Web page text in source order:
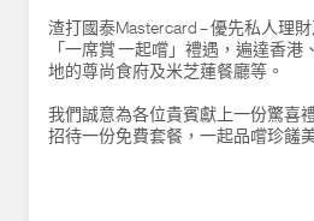
渣打國泰Mastercard – 優先私人理
「一席賞 一起嚐」禮遇，遍達香
地的尊尚食府及米芝蓮餐廳等。
我們誠意為各位貴賓獻上一份驚喜
招待一份免費套餐，一起品嚐珍饈